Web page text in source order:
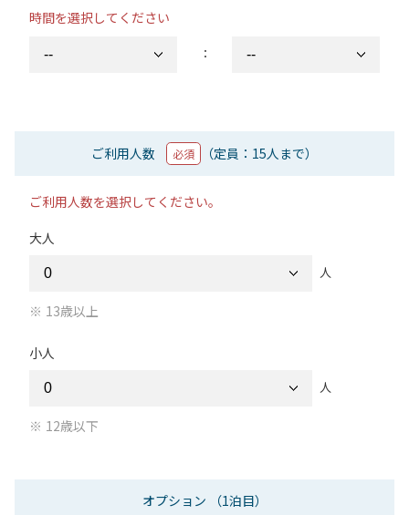
時間を選択してください
：
ご利用人数 必須 （定員：15人まで）
ご利用人数を選択してください。
大人
人
13歳以上
小人
人
12歳以下
オプション （1泊目）